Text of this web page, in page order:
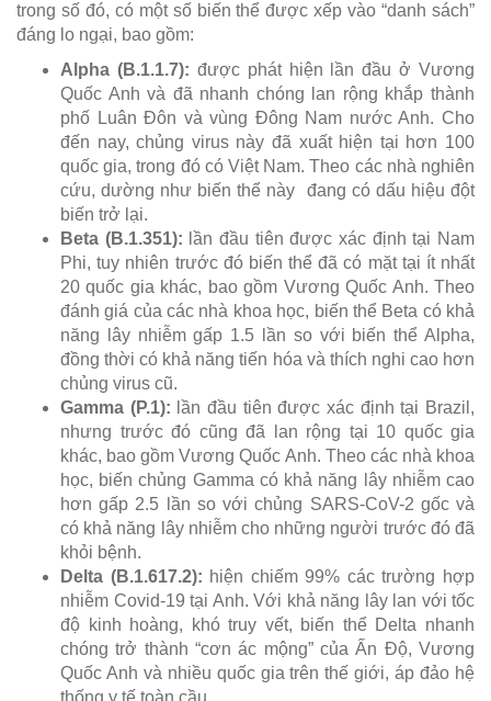
trong số đó, có một số biến thể được xếp vào “danh sách”
đáng lo ngại, bao gồm:
Alpha (B.1.1.7): được phát hiện lần đầu ở Vương
Quốc Anh và đã nhanh chóng lan rộng khắp thành
phố Luân Đôn và vùng Đông Nam nước Anh. Cho
đến nay, chủng virus này đã xuất hiện tại hơn 100
quốc gia, trong đó có Việt Nam. Theo các nhà nghiên
cứu, dường như biến thể này đang có dấu hiệu đột
biến trở lại.
Beta (B.1.351): lần đầu tiên được xác định tại Nam
Phi, tuy nhiên trước đó biến thể đã có mặt tại ít nhất
20 quốc gia khác, bao gồm Vương Quốc Anh. Theo
đánh giá của các nhà khoa học, biến thể Beta có khả
năng lây nhiễm gấp 1.5 lần so với biến thể Alpha,
đồng thời có khả năng tiến hóa và thích nghi cao hơn
chủng virus cũ.
Gamma (P.1): lần đầu tiên được xác định tại Brazil,
nhưng trước đó cũng đã lan rộng tại 10 quốc gia
khác, bao gồm Vương Quốc Anh. Theo các nhà khoa
học, biến chủng Gamma có khả năng lây nhiễm cao
hơn gấp 2.5 lần so với chủng SARS-CoV-2 gốc và
có khả năng lây nhiễm cho những người trước đó đã
khỏi bệnh.
Delta (B.1.617.2): hiện chiếm 99% các trường hợp
nhiễm Covid-19 tại Anh. Với khả năng lây lan với tốc
độ kinh hoàng, khó truy vết, biến thể Delta nhanh
chóng trở thành “cơn ác mộng” của Ấn Độ, Vương
Quốc Anh và nhiều quốc gia trên thế giới, áp đảo hệ